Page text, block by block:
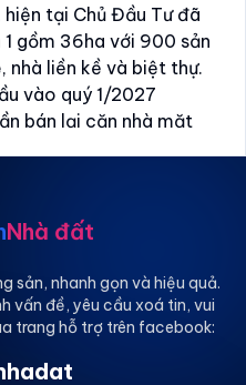
hiện tại Chủ Đầu Tư đã
gồm 36ha với 900 sản
nhà liền kề và biệt thự.
vào quý 1/2027
bán lại căn nhà mặt
(108m đất), DTSD
đường 68m và đường
mặt ngoài thô bên
Nhà đất
sản, nhanh gọn và hiệu quả.
vấn đề, yêu cầu xoá tin, vui
trang hỗ trợ trên facebook: